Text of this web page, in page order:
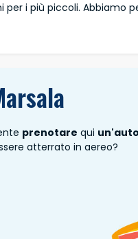
per i più piccoli. Abbiamo
prenotare qui un'auto
atterrato in aereo?